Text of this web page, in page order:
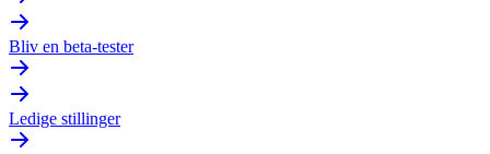
Bliv en beta-tester
Ledige stillinger